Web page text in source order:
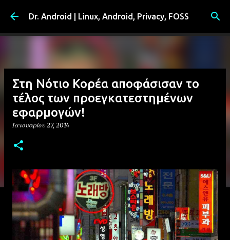
Μετάβαση στο κύριο περιεχόμενο
Dr. Android | Linux, Android, Privacy, FOSS
Στη Νότιο Κορέα αποφάσισαν το
τέλος των προεγκατεστημένων
εφαρμογών!
Ιανουαρίου 27, 2014